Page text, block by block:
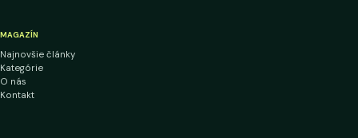
MAGAZÍN
Najnovšie články
Kategórie
O nás
Kontakt